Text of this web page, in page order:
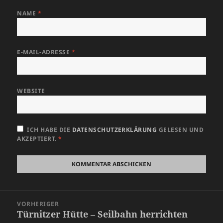
NAME *
E-MAIL-ADRESSE *
WEBSITE
ICH HABE DIE DATENSCHUTZERKLÄRUNG GELESEN UND
AKZEPTIERT. *
VORHERIGER
Vorheriger
Türnitzer Hütte – Seilbahn herrichten